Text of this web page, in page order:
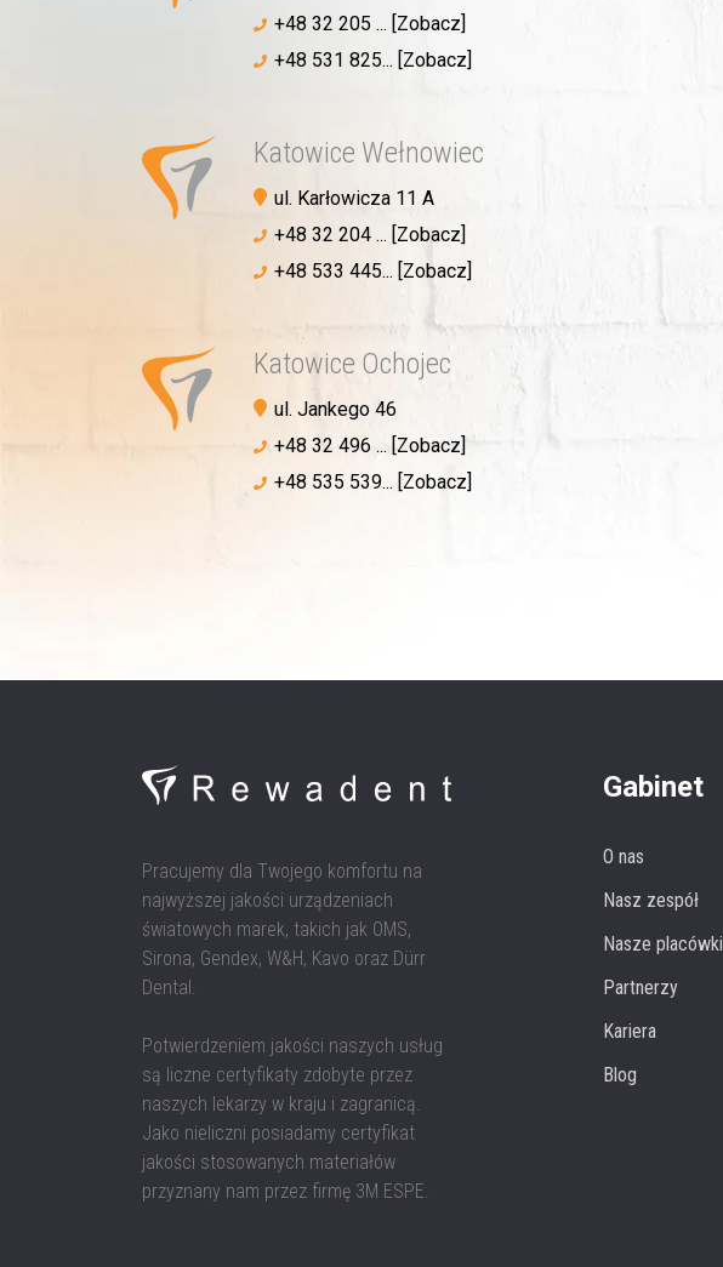
+48 32 205 ... [Zobacz]
+48 531 825... [Zobacz]
Katowice Wełnowiec
ul. Karłowicza 11 A
+48 32 204 ... [Zobacz]
+48 533 445... [Zobacz]
Katowice Ochojec
ul. Jankego 46
+48 32 496 ... [Zobacz]
+48 535 539... [Zobacz]
Pracujemy dla Twojego komfortu na
najwyższej jakości urządzeniach
światowych marek, takich jak OMS,
Sirona, Gendex, W&H, Kavo oraz Dürr
Dental.
Potwierdzeniem jakości naszych usług
są liczne certyfikaty zdobyte przez
naszych lekarzy w kraju i zagranicą.
Jako nieliczni posiadamy certyfikat
jakości stosowanych materiałów
przyznany nam przez firmę 3M ESPE.
Gabinet
O nas
Nasz zespół
Nasze placówki
Partnerzy
Kariera
Blog